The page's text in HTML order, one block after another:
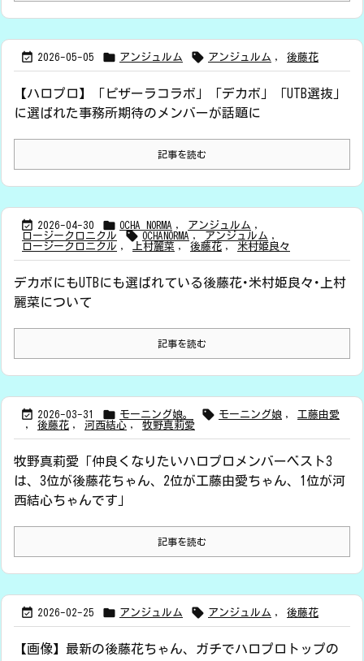
 2026-05-05  アンジュルム  アンジュルム , 後藤花
【ハロプロ】「ピザーラコラボ」「デカボ」「UTB選抜」
に選ばれた事務所期待のメンバーが話題に
記事を読む
 2026-04-30  OCHA NORMA , アンジュルム ,
ロージークロニクル
 OCHANORMA , アンジュルム ,
ロージークロニクル , 上村麗菜 , 後藤花 , 米村姫良々
デカボにもUTBにも選ばれている後藤花･米村姫良々･上村
麗菜について
記事を読む
 2026-03-31  モーニング娘。  モーニング娘 ,
工藤由愛
,
後藤花 , 河西結心 , 牧野真莉愛
牧野真莉愛「仲良くなりたいハロプロメンバーベスト3
は、3位が後藤花ちゃん、2位が工藤由愛ちゃん、1位が河
西結心ちゃんです」
記事を読む
 2026-02-25  アンジュルム  アンジュルム , 後藤花
【画像】最新の後藤花ちゃん、ガチでハロプロトップの